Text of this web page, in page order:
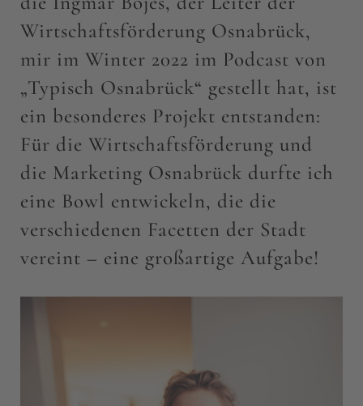
Wirtschaftsförderung Osnabrück,
mir im Winter 2022 im Podcast von
„Typisch Osnabrück“ gestellt hat, ist
ein besonderes Projekt entstanden:
Für die Wirtschaftsförderung und
die Marketing Osnabrück durfte ich
eine Bowl entwickeln, die die
verschiedenen Facetten der Stadt
vereint – eine großartige Aufgabe!